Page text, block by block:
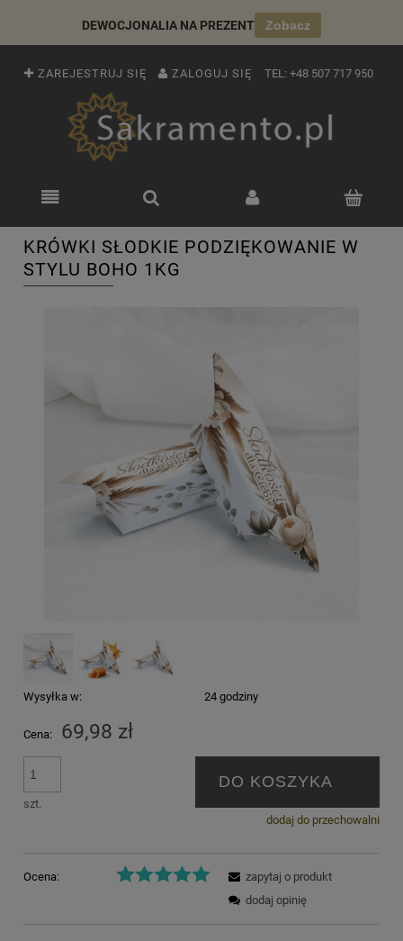
DEWOCJONALIA NA PREZENT Zobacz
ZAREJESTRUJ SIĘ ZALOGUJ SIĘ TEL: +48 507 717 950
KRÓWKI SŁODKIE PODZIĘKOWANIE W
STYLU BOHO 1KG
Wysyłka w: 24 godziny
Cena: 69,98 zł
szt.
DO KOSZYKA
dodaj do przechowalni
Ocena:
zapytaj o produkt
dodaj opinię